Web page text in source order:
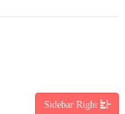
Sidebar Right